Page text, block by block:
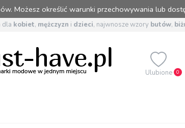
Możesz określić warunki przechowywania lub
dla kobiet, mężczyzn i dzieci, najwnosze wzory butów,
Ulubione 0